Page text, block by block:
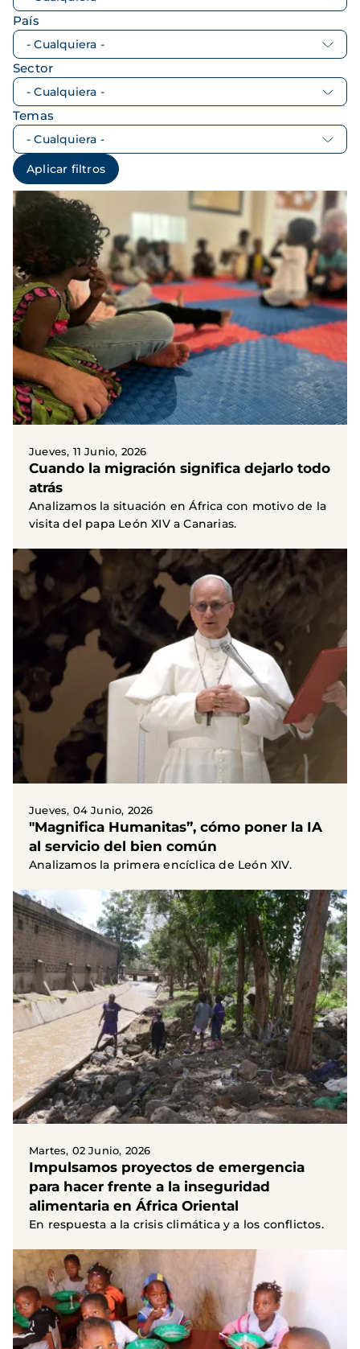
País
Sector
Temas
Jueves, 11 Junio, 2026
Cuando la migración significa dejarlo todo
atrás
Analizamos la situación en África con motivo de la
visita del papa León XIV a Canarias.
Jueves, 04 Junio, 2026
"Magnifica Humanitas”, cómo poner la IA
al servicio del bien común
Analizamos la primera encíclica de León XIV.
Martes, 02 Junio, 2026
Impulsamos proyectos de emergencia
para hacer frente a la inseguridad
alimentaria en África Oriental
En respuesta a la crisis climática y a los conflictos.